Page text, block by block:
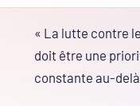
« La lutte contre
doit être une
constante au-